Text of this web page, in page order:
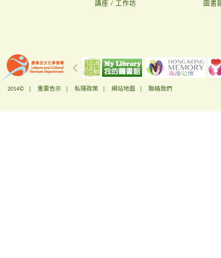
講座 / 工作坊
圖書
2014© | 重要告示 私隱政策 網站地圖 聯絡我們